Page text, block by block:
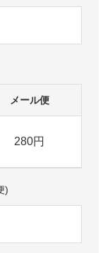
メール便
280円
)